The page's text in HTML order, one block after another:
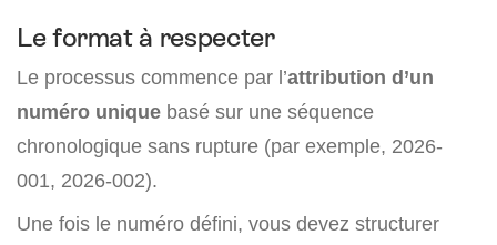
Le format à respecter
Le processus commence par l’attribution d’un
numéro unique basé sur une séquence
chronologique sans rupture (par exemple, 2026-
001, 2026-002).
Une fois le numéro défini, vous devez structurer